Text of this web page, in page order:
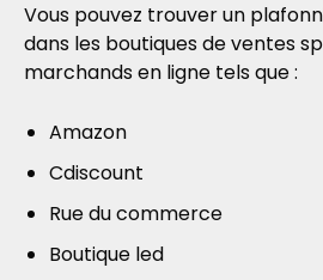
Vous pouvez trouver un
dans les boutiques de ventes
marchands en ligne tels que :
Amazon
Cdiscount
Rue du commerce
Boutique led